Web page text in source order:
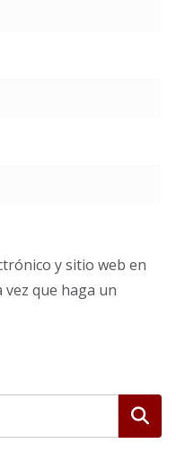
y sitio web en
que haga un
Buscar